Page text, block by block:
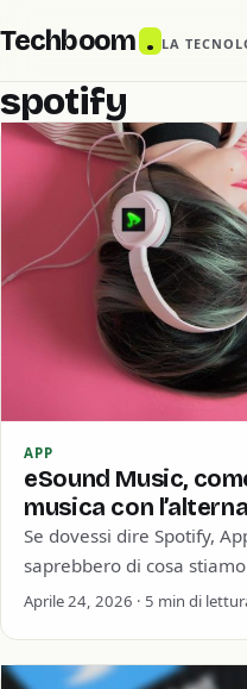
Techboom . LA
spotify
APP
eSound Music,
musica con
Se dovessi dire Spotify,
saprebbero di cosa
al secondo…
Aprile 24, 2026 · 5 min di